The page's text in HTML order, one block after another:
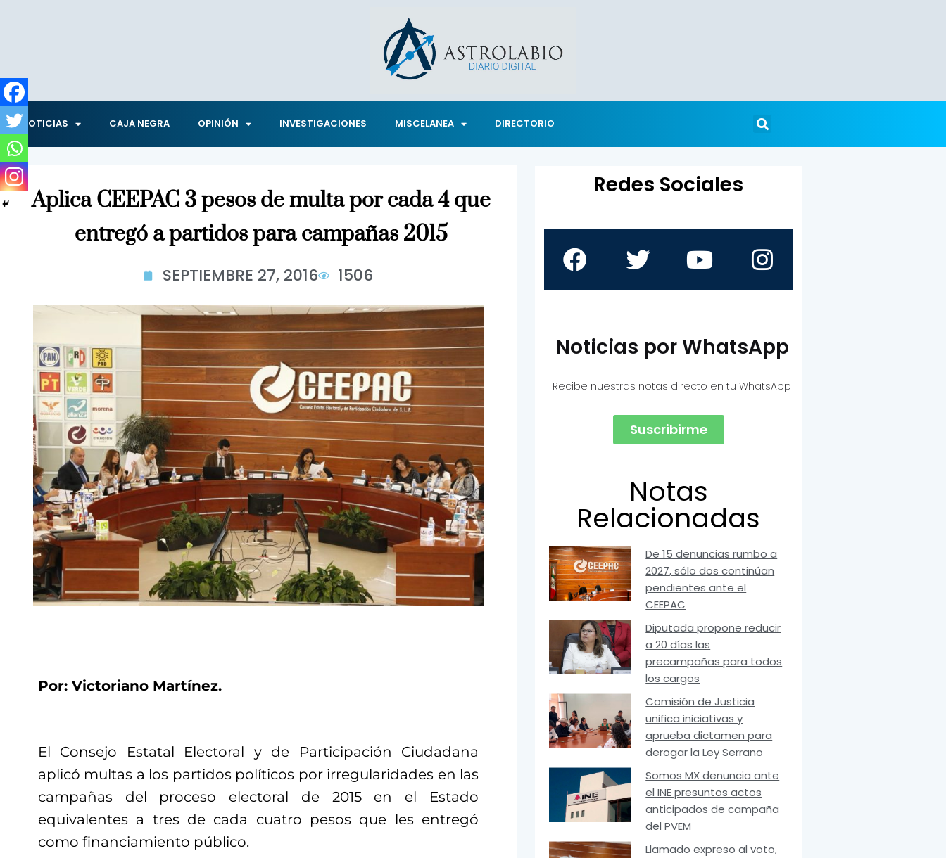
NOTICIAS CAJA NEGRA OPINIÓN INVESTIGACIONES MISCELANEA DIRECTORIO
Aplica CEEPAC 3 pesos de multa por cada 4 que
entregó a partidos para campañas 2015
SEPTIEMBRE 27, 2016 1506
Por: Victoriano Martínez.
El Consejo Estatal Electoral y de Participación Ciudadana
aplicó multas a los partidos políticos por irregularidades en las
campañas del proceso electoral de 2015 en el Estado
equivalentes a tres de cada cuatro pesos que les entregó
como financiamiento público.
Redes Sociales
Noticias por WhatsApp
Recibe nuestras notas directo en tu WhatsApp
Suscribirme
Notas
Relacionadas
De 15 denuncias rumbo a
2027, sólo dos continúan
pendientes ante el
CEEPAC
Diputada propone reducir
a 20 días las
precampañas para todos
los cargos
Comisión de Justicia
unifica iniciativas y
aprueba dictamen para
derogar la Ley Serrano
Somos MX denuncia ante
el INE presuntos actos
anticipados de campaña
del PVEM
Llamado expreso al voto,